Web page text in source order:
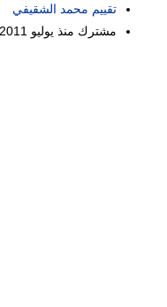
تقييم محمد الشقيفي
مشترك منذ يوليو 2011